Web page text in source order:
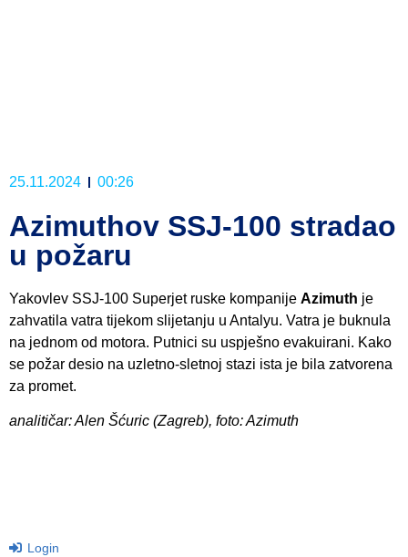
25.11.2024 00:26
Azimuthov SSJ-100 stradao
u požaru
Yakovlev SSJ-100 Superjet ruske kompanije Azimuth je
zahvatila vatra tijekom slijetanju u Antalyu. Vatra je buknula
na jednom od motora. Putnici su uspješno evakuirani. Kako
se požar desio na uzletno-sletnoj stazi ista je bila zatvorena
za promet.
analitičar: Alen Šćuric (Zagreb), foto: Azimuth
Login